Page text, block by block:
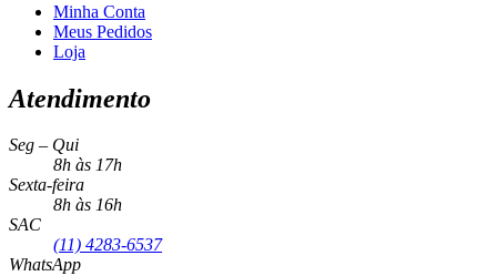
Minha Conta
Meus Pedidos
Loja
Atendimento
Seg – Qui
8h às 17h
Sexta-feira
8h às 16h
SAC
(11) 4283-6537
WhatsApp